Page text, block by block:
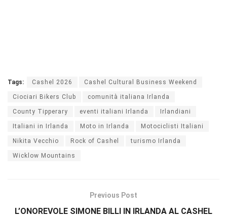
Tags: Cashel 2026 Cashel Cultural Business Weekend
Ciociari Bikers Club comunità italiana Irlanda
County Tipperary eventi italiani Irlanda Irlandiani
Italiani in Irlanda Moto in Irlanda Motociclisti Italiani
Nikita Vecchio Rock of Cashel turismo Irlanda
Wicklow Mountains
Previous Post
L’ONOREVOLE SIMONE BILLI IN IRLANDA AL CASHEL